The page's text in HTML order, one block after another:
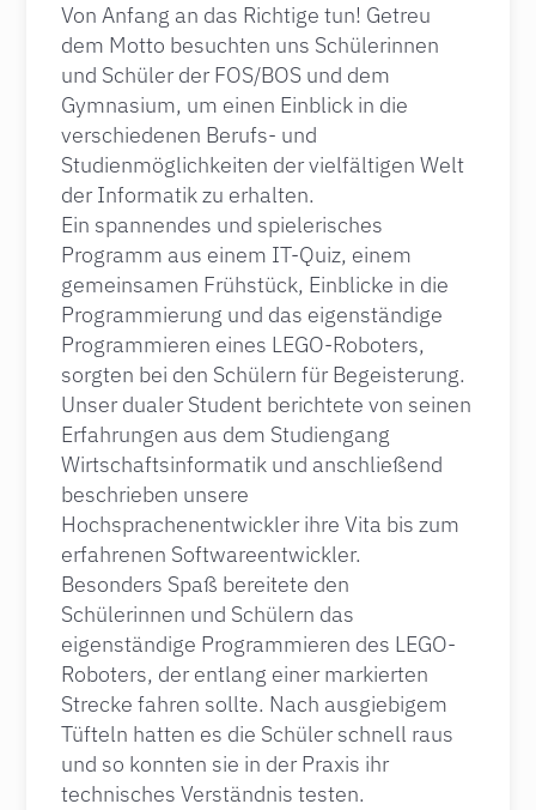
Von Anfang an das Richtige tun! Getreu
dem Motto besuchten uns Schülerinnen
und Schüler der FOS/BOS und dem
Gymnasium, um einen Einblick in die
verschiedenen Berufs- und
Studienmöglichkeiten der vielfältigen Welt
der Informatik zu erhalten.
Ein spannendes und spielerisches
Programm aus einem IT-Quiz, einem
gemeinsamen Frühstück, Einblicke in die
Programmierung und das eigenständige
Programmieren eines LEGO-Roboters,
sorgten bei den Schülern für Begeisterung.
Unser dualer Student berichtete von seinen
Erfahrungen aus dem Studiengang
Wirtschaftsinformatik und anschließend
beschrieben unsere
Hochsprachenentwickler ihre Vita bis zum
erfahrenen Softwareentwickler.
Besonders Spaß bereitete den
Schülerinnen und Schülern das
eigenständige Programmieren des LEGO-
Roboters, der entlang einer markierten
Strecke fahren sollte. Nach ausgiebigem
Tüfteln hatten es die Schüler schnell raus
und so konnten sie in der Praxis ihr
technisches Verständnis testen.